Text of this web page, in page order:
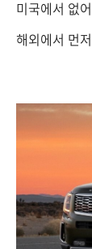
미국에서 없
해외에서 먼